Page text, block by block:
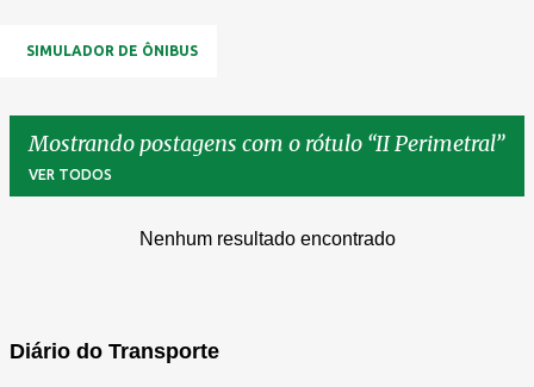
SIMULADOR DE ÔNIBUS
Mostrando postagens com o rótulo II Perimetral
VER TODOS
Nenhum resultado encontrado
Diário do Transporte